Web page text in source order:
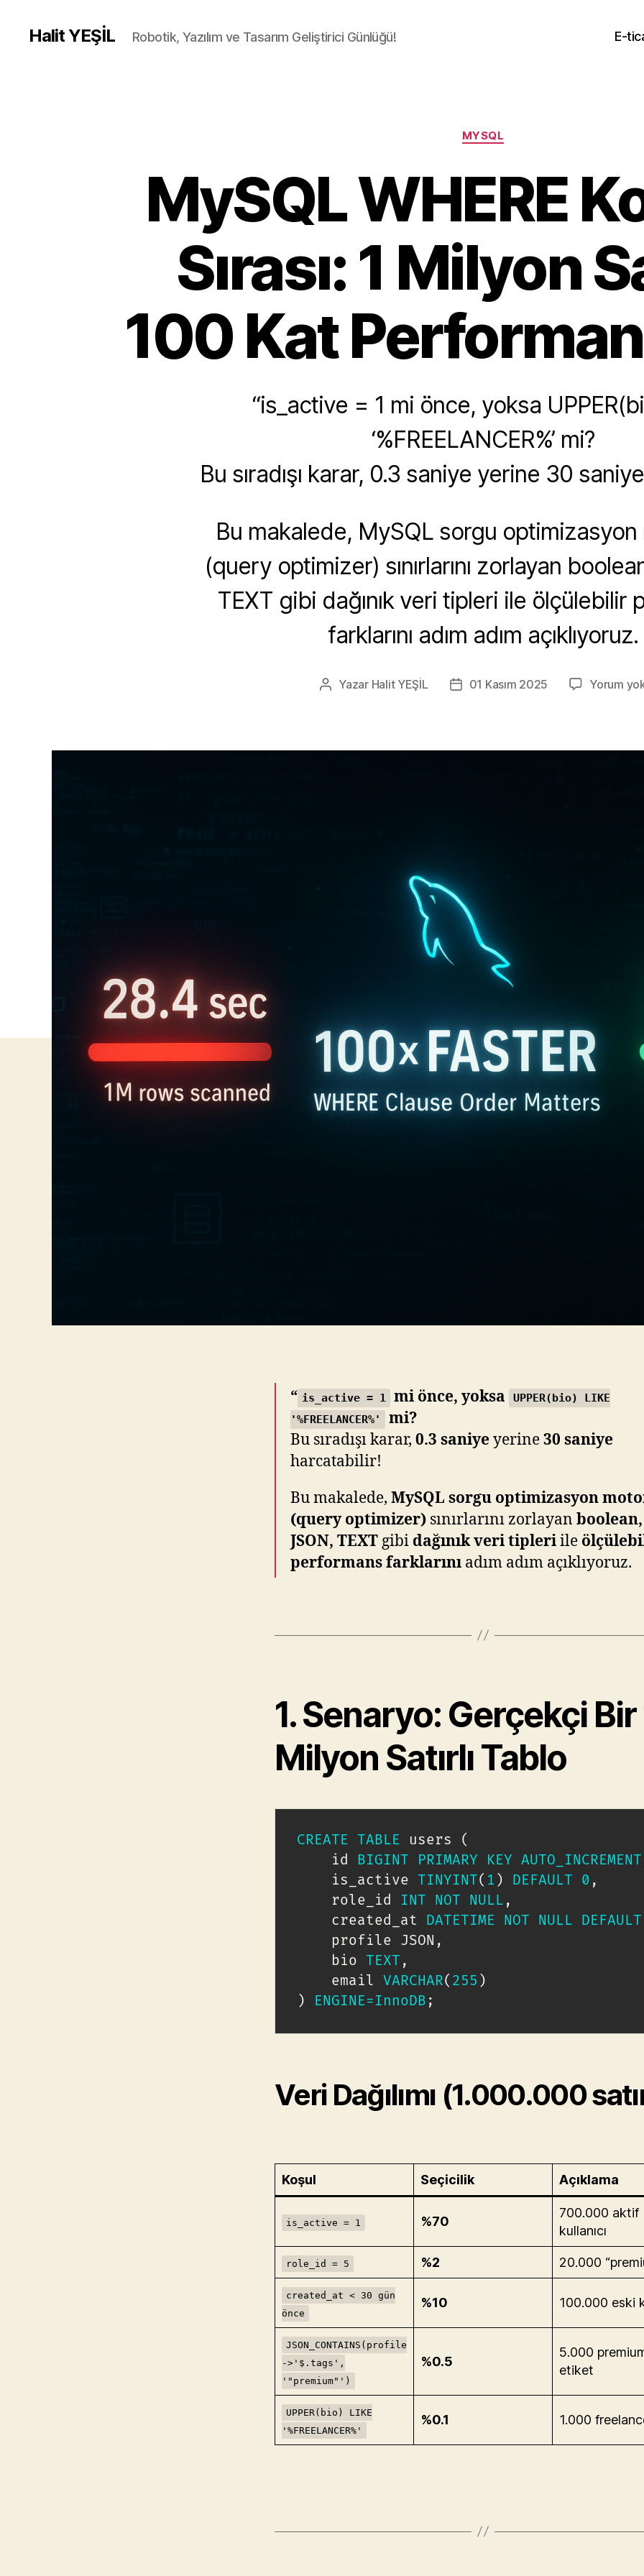
Halit YEŞİL Robotik, Yazılım ve Tasarım Geliştirici Günlüğü! E-
Kategoriler
MYSQL
MySQL WHERE
Sırası: 1 Milyon
100 Kat
“is_active = 1 mi önce, yoksa
‘%FREELANCER%’ mi?
Bu sıradışı karar, 0.3 saniye yerine 30
Bu makalede, MySQL sorgu
(query optimizer) sınırlarını zorlayan
TEXT gibi dağınık veri tipleri ile ölçülebilir
farklarını adım adım açıklıyoruz.
Yazının
Yazar Halit YEŞİL
Yazı01 Kasım 2025 Yorum
“ is_active = 1 mi önce, yoksa
UPPER(bio) LIKE
'%FREELANCER%'
mi?
Bu sıradışı karar, 0.3 saniyeyerine30 saniye
harcatabilir!
Bu makalede, MySQL sorgu optimizasyon
(query optimizer) sınırlarını zorlayan
JSON, TEXT gibi dağınık veri tipleriile
performans farklarını adım adım açıklıyoruz.
1. Senaryo: Gerçekçi Bir
Milyon Satırlı Tablo
CREATE TABLE users (
    id
BIGINT PRIMARY KEY AUTO_INCREMENT
    is_active
TINYINT( 1 ) DEFAULT 0 ,
    role_id
INT NOT NULL ,
    created_at
DATETIME NOT NULL DEFAULT
    profile JSON
,
    bio
TEXT ,
    email
VARCHAR( 255 )
)
ENGINE=InnoDB ;
Veri Dağılımı (1.000.000
Koşul Seçicilik Açıklama
is_active = 1 %70
700.000 aktif
kullanıcı
role_id = 5 %2 20.000
created_at < 30 gün
önce
%10 100.000 eski
JSON_CONTAINS(profile
->'$.tags',
'"premium"')
%0.5
5.000
etiket
UPPER(bio) LIKE
'%FREELANCER%'
%0.1 1.000